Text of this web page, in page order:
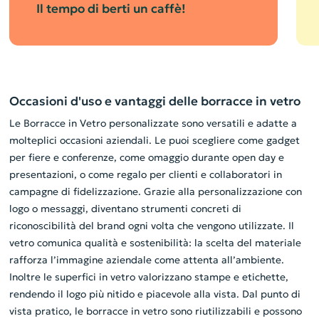
Il tempo di berti un caffè!
Occasioni d'uso e vantaggi delle borracce in vetro
Le Borracce in Vetro personalizzate sono versatili e adatte a
molteplici occasioni aziendali. Le puoi scegliere come gadget
per fiere e conferenze, come omaggio durante open day e
presentazioni, o come regalo per clienti e collaboratori in
campagne di fidelizzazione. Grazie alla personalizzazione con
logo o messaggi, diventano strumenti concreti di
riconoscibilità del brand ogni volta che vengono utilizzate. Il
vetro comunica qualità e sostenibilità: la scelta del materiale
rafforza l’immagine aziendale come attenta all’ambiente.
Inoltre le superfici in vetro valorizzano stampe e etichette,
rendendo il logo più nitido e piacevole alla vista. Dal punto di
vista pratico, le borracce in vetro sono riutilizzabili e possono